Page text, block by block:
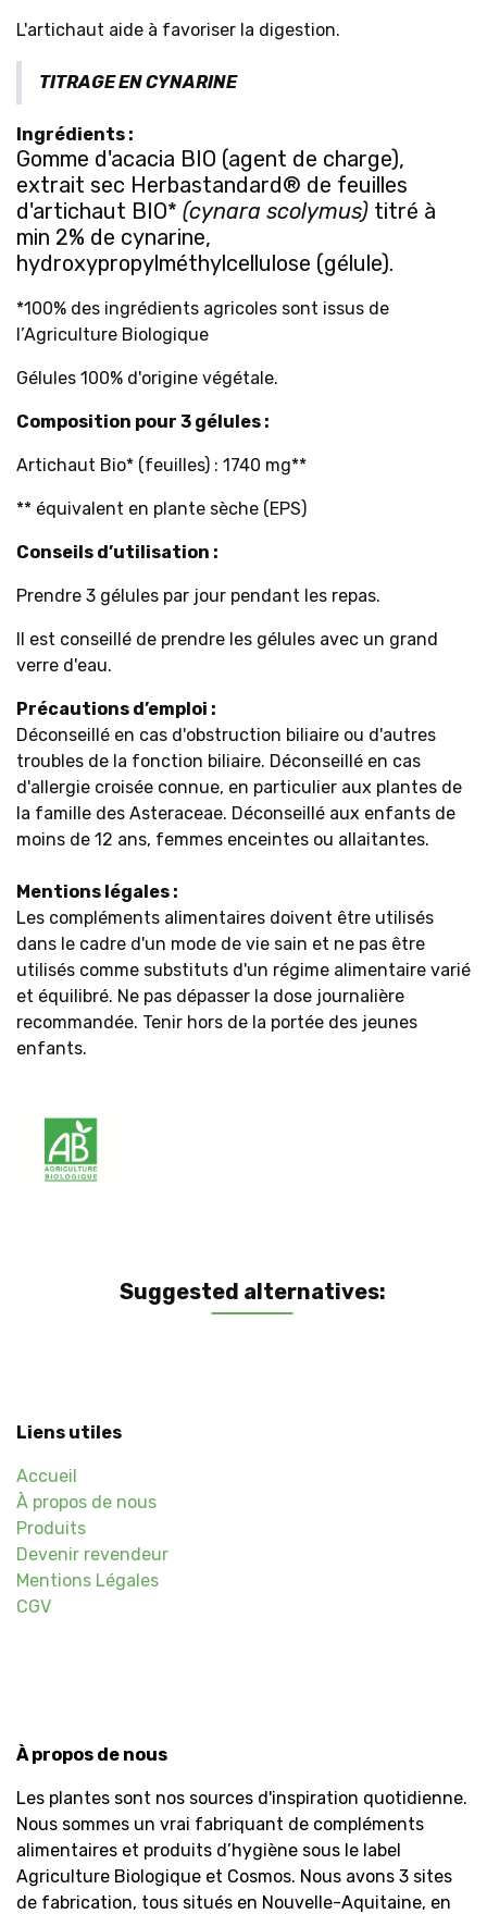
L'artichaut aide à favoriser la digestion.
TITRAGE EN CYNARINE
Ingrédients :
Gomme d'acacia BIO (agent de charge),
extrait sec Herbastandard® de feuilles
d'artichaut BIO* (cynara scolymus) titré à
min 2% de cynarine,
hydroxypropylméthylcellulose (gélule).
*100% des ingrédients agricoles sont issus de
l’Agriculture Biologique
Gélules 100% d'origine végétale.
Composition pour 3 gélules :
Artichaut Bio* (feuilles) : 1740 mg**
** équivalent en plante sèche (EPS)
Conseils d’utilisation :
Prendre 3 gélules par jour pendant les repas.
Il est conseillé de prendre les gélules avec un grand
verre d'eau.
Précautions d’emploi :
Déconseillé en cas d'obstruction biliaire ou d'autres
troubles de la fonction biliaire. Déconseillé en cas
d'allergie croisée connue, en particulier aux plantes de
la famille des Asteraceae. Déconseillé aux enfants de
moins de 12 ans, femmes enceintes ou allaitantes.
Mentions légales :
Les compléments alimentaires doivent être utilisés
dans le cadre d'un mode de vie sain et ne pas être
utilisés comme substituts d'un régime alimentaire varié
et équilibré. Ne pas dépasser la dose journalière
recommandée. Tenir hors de la portée des jeunes
enfants.
Suggested alternatives:
Liens utiles
Accueil
À propos de nous
Produits
Devenir revendeur
Mentions Légales
CGV
À propos de nous
Les plantes sont nos sources d'inspiration quotidienne.
Nous sommes un vrai fabriquant de compléments
alimentaires et produits d’hygiène sous le label
Agriculture Biologique et Cosmos. Nous avons 3 sites
de fabrication, tous situés en Nouvelle-Aquitaine, en